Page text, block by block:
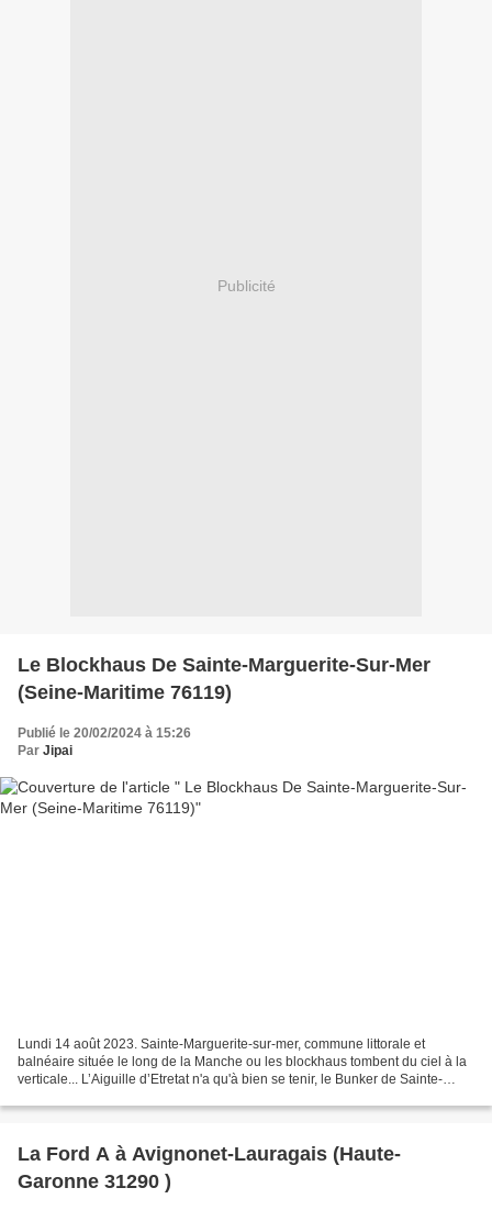
Publicité
Le Blockhaus De Sainte-Marguerite-Sur-Mer
(Seine-Maritime 76119)
Publié le 20/02/2024 à 15:26
Par Jipai
Lundi 14 août 2023. Sainte-Marguerite-sur-mer, commune littorale et
balnéaire située le long de la Manche ou les blockhaus tombent du ciel à la
verticale... L’Aiguille d’Etretat n'a qu'à bien se tenir, le Bunker de Sainte-
La Ford A à Avignonet-Lauragais (Haute-
Garonne 31290 )